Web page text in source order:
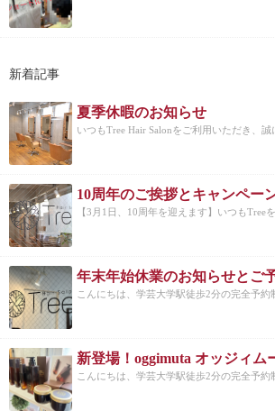
新着記事
夏季休暇のお知らせ
いつもTree Hair Salonをご利用いただき、誠
10周年のご挨拶とキャンペー
【3月1日、10周年を迎えます】いつもTree
年末年始休業のお知らせとご
こんにちは、学芸大学駅徒歩2分の完全予約
こんにちは、学芸大学駅徒歩2分の完全予約